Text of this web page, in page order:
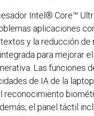
Intel® Core™
aplicaciones
y la reducción de
para mejorar
Las funciones
de IA de la
reconocimiento
el panel táctil